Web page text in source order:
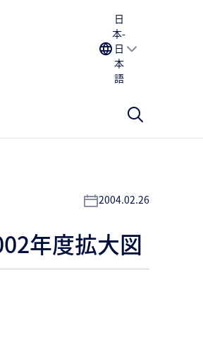
日
本-
日
本
語
2004.02.26
年度拡大図